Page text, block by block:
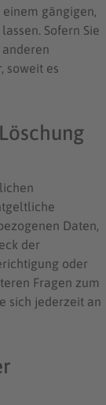
gängigen,
Sofern Sie
soweit es
Daten,
der
oder
Fragen zum
sich jederzeit an